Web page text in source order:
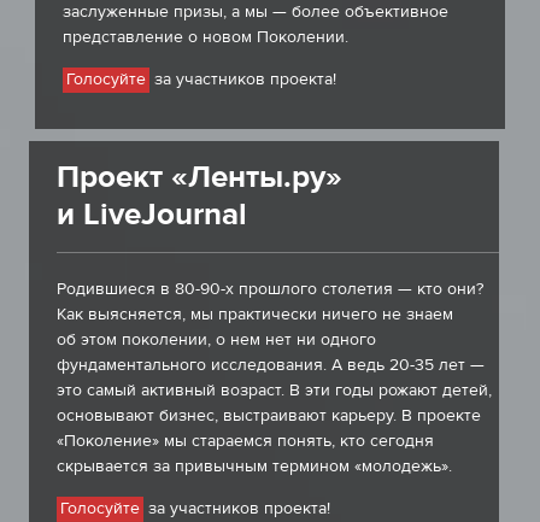
заслуженные призы, а мы — более объективное
представление о новом Поколении.
Голосуйте за участников проекта!
Проект «Ленты.ру»
и LiveJournal
Родившиеся в 80-90-х прошлого столетия — кто они?
Как выясняется, мы практически ничего не знаем
об этом поколении, о нем нет ни одного
фундаментального исследования. А ведь 20-35 лет —
это самый активный возраст. В эти годы рожают детей,
основывают бизнес, выстраивают карьеру. В проекте
«Поколение» мы стараемся понять, кто сегодня
скрывается за привычным термином «молодежь».
Голосуйте за участников проекта!